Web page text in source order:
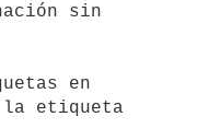
etiqueta